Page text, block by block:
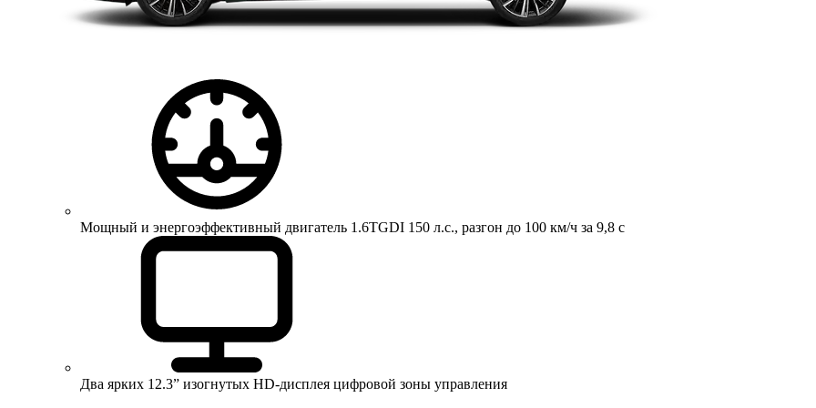
Мощный и энергоэффективный двигатель 1.6TGDI 150 л.с., разгон до 100 км/ч за 9,8 с
Два ярких 12.3” изогнутых HD-дисплея цифровой зоны управления